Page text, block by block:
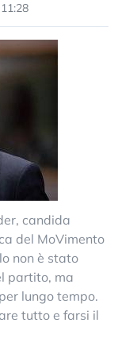
candida
del MoVimento
non è stato
partito, ma
lungo tempo.
tutto e farsi il